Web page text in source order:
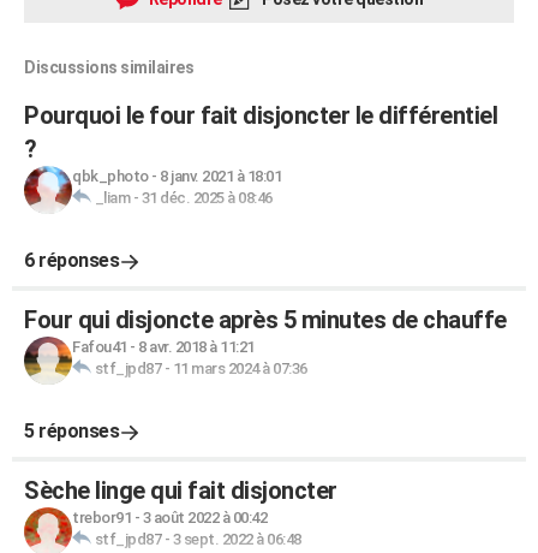
Discussions similaires
Pourquoi le four fait disjoncter le différentiel
?
qbk_photo- 8 janv. 2021 à 18:01
_liam- 31 déc. 2025 à 08:46
6 réponses
Four qui disjoncte après 5 minutes de chauffe
Fafou41 - 8 avr. 2018 à 11:21
stf_jpd87- 11 mars 2024 à 07:36
5 réponses
Sèche linge qui fait disjoncter
trebor91 - 3 août 2022 à 00:42
stf_jpd87- 3 sept. 2022 à 06:48